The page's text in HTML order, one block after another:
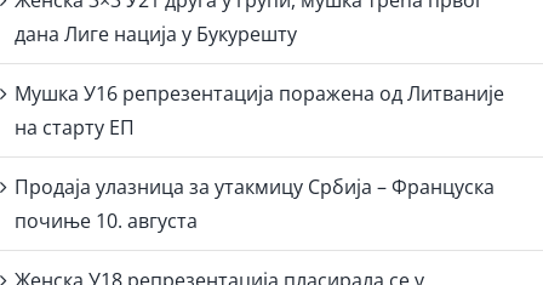
дана Лиге нација у Букурешту
Мушка У16 репрезентација поражена од Литваније
на старту ЕП
Продаја улазница за утакмицу Србија – Француска
почиње 10. августа